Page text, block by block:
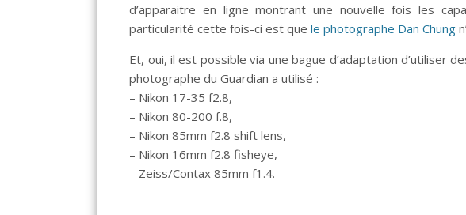
d’apparaitre en ligne montrant une nouvelle fois les
particularité cette fois-ci est quele photographe Dan Chung
Et, oui, il est possible via une bague d’adaptation d’utiliser
photographe du Guardian a utilisé :
– Nikon 17-35 f2.8,
– Nikon 80-200 f.8,
– Nikon 85mm f2.8 shift lens,
– Nikon 16mm f2.8 fisheye,
– Zeiss/Contax 85mm f1.4.